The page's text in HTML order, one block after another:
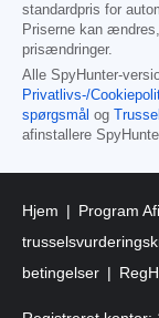
standardpris for
Priserne kan
prisændringer.
Alle SpyHunter-
Privatlivs-/
spørgsmål og
afinstallere
Hjem Program
betingelser